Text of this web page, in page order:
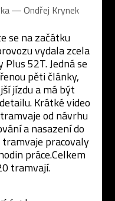
―Ondřej Krynek
se na začátku
vydala zcela
52T. Jedná se
pěti články,
jízdu a má být
Krátké video
od návrhu
a nasazení do
pracovaly
práce.Celkem
tramvají.